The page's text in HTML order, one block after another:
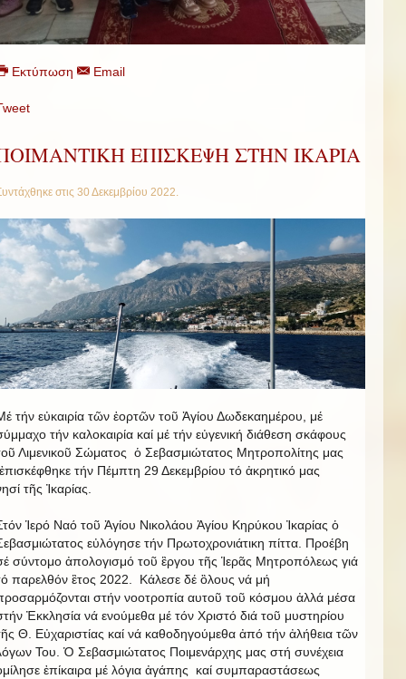
Εκτύπωση Email
ΕΠΙΣΚΕΨΗ ΣΤΗΝ ΙΚΑΡΙΑ
στις 30 Δεκεμβρίου 2022
τήν εὐκαιρία τῶν ἑορτῶν τοῦ Ἁγίου Δωδεκαημέρου, μέ
τήν καλοκαιρία καί μέ τήν εὐγενική διάθεση σκάφους
Λιμενικοῦ Σώματος ὁ Σεβασμιώτατος Μητροπολίτης μας
τήν Πέμπτη 29 Δεκεμβρίου τό ἀκρητικό μας
τῆς Ἰκαρίας.
Ἱερό Ναό τοῦ Ἁγίου Νικολάου Ἁγίου Κηρύκου Ἰκαρίας ὁ
εὐλόγησε τήν Πρωτοχρονιάτικη πίττα. Προέβη
σύντομο ἀπολογισμό τοῦ ἒργου τῆς Ἱερᾶς Μητροπόλεως γιά
παρελθόν ἒτος 2022. Κάλεσε δέ ὃλους νά μή
στήν νοοτροπία αυτοῦ τοῦ κόσμου ἀλλά μέσα
Ἐκκλησία νά ενούμεθα μέ τόν Χριστό διά τοῦ μυστηρίου
Θ. Εὐχαριστίας καί νά καθοδηγούμεθα ἀπό τήν ἀλήθεια τῶν
Του. Ὁ Σεβασμιώτατος Ποιμενάρχης μας στή συνέχεια
ἐπίκαιρα μέ λόγια ἀγάπης καί συμπαραστάσεως